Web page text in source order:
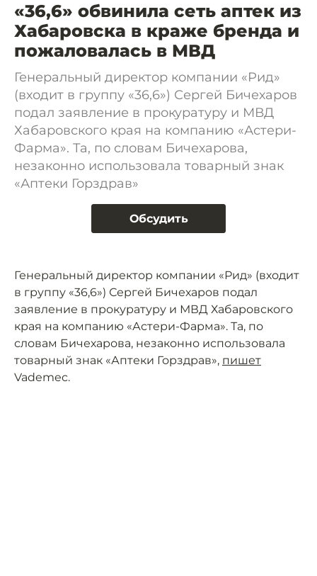
«36,6» обвинила сеть аптек из
Хабаровска в краже бренда и
пожаловалась в МВД
Генеральный директор компании «Рид»
(входит в группу «36,6») Сергей Бичехаров
подал заявление в прокуратуру и МВД
Хабаровского края на компанию «Астери-
Фарма». Та, по словам Бичехарова,
незаконно использовала товарный знак
«Аптеки Горздрав»
Обсудить
Генеральный директор компании «Рид» (входит
в группу «36,6») Сергей Бичехаров подал
заявление в прокуратуру и МВД Хабаровского
края на компанию «Астери-Фарма». Та, по
словам Бичехарова, незаконно использовала
товарный знак «Аптеки Горздрав», пишет
Vademec.